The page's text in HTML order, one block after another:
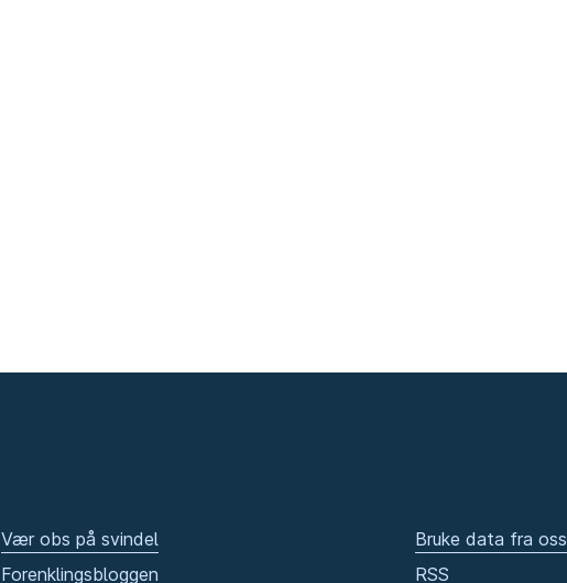
Vær obs på svindel
Forenklingsbloggen
Bruke data fra oss
RSS